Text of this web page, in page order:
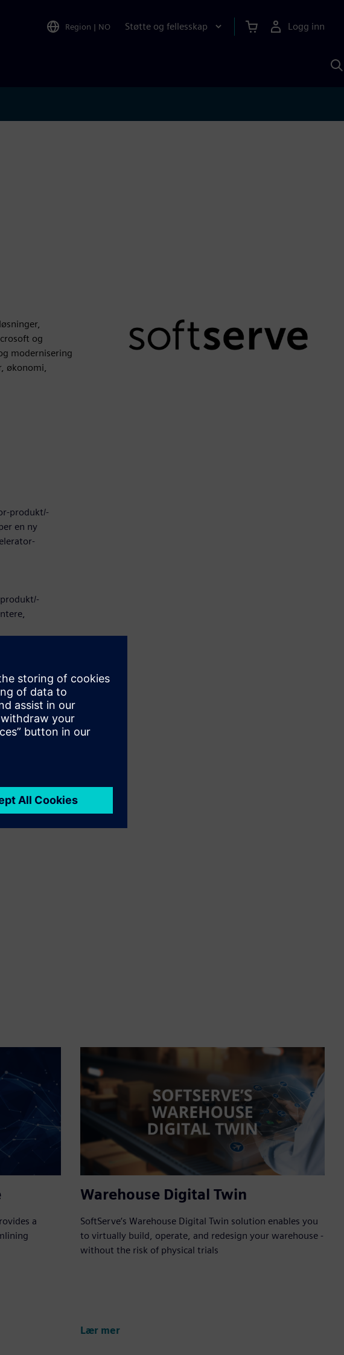
Region | NO Støtte og fellesskap Logg inn
og
modernisering
økonomi,
produkt/-
en ny
a
Warehouse Digital Twin
SoftServe’s Warehouse Digital Twin solution enables you
to virtually build, operate, and redesign your warehouse -
without the risk of physical trials
Lær mer